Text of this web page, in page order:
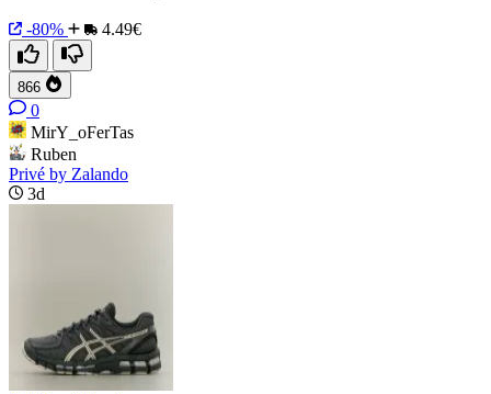
-80% 4.49€
866
0
MirY_oFerTas
Ruben
Privé by Zalando
3d